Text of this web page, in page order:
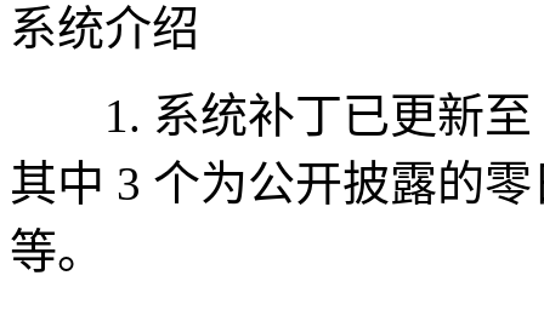
系统介绍
1. 系统补丁已更新至
其中 3 个为公开披露的
等。